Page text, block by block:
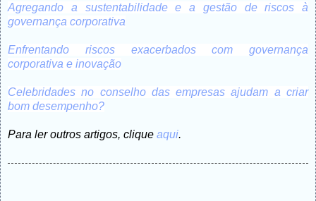
Agregando a sustentabilidade e a gestão de riscos à
governança corporativa
Enfrentando riscos exacerbados com governança
corporativa e inovação
Celebridades no conselho das empresas ajudam a criar
bom desempenho?
Para ler outros artigos, clique aqui.